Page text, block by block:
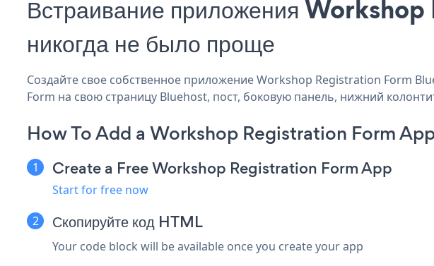
Встраивание приложения
никогда не было проще
Создайте свое собственное приложение Workshop Registration Form
Form на свою страницу Bluehost, пост, боковую панель, нижний
How To Add a Workshop Registration Form
Create a Free Workshop Registration Form App
Start for free now
Скопируйте код HTML
Your code block will be available once you create your app